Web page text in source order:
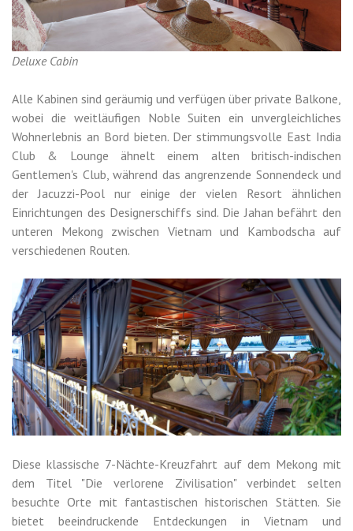
Deluxe Cabin
Alle Kabinen sind geräumig und verfügen über private Balkone,
wobei die weitläufigen Noble Suiten ein unvergleichliches
Wohnerlebnis an Bord bieten. Der stimmungsvolle East India
Club & Lounge ähnelt einem alten britisch-indischen
Gentlemen's Club, während das angrenzende Sonnendeck und
der Jacuzzi-Pool nur einige der vielen Resort ähnlichen
Einrichtungen des Designerschiffs sind. Die Jahan befährt den
unteren Mekong zwischen Vietnam und Kambodscha auf
verschiedenen Routen.
Diese klassische 7-Nächte-Kreuzfahrt auf dem Mekong mit
dem Titel "Die verlorene Zivilisation" verbindet selten
besuchte Orte mit fantastischen historischen Stätten. Sie
bietet beeindruckende Entdeckungen in Vietnam und